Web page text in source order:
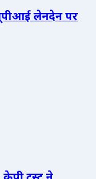
लेनदेन पर